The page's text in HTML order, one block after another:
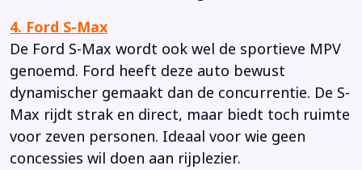
4. Ford S-Max
De Ford S-Max wordt ook wel de sportieve MPV
genoemd. Ford heeft deze auto bewust
dynamischer gemaakt dan de concurrentie. De S-
Max rijdt strak en direct, maar biedt toch ruimte
voor zeven personen. Ideaal voor wie geen
concessies wil doen aan rijplezier.